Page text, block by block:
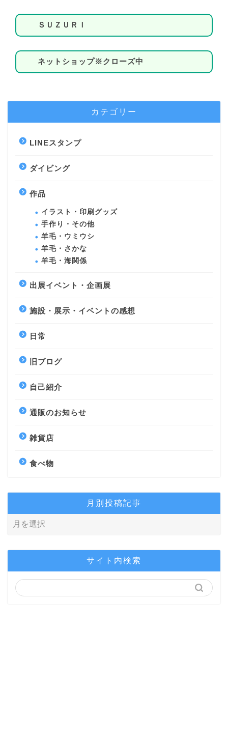
ＳＵＺＵＲＩ
ネットショップ※クローズ中
カテゴリー
LINEスタンプ
ダイビング
作品
イラスト・印刷グッズ
手作り・その他
羊毛・ウミウシ
羊毛・さかな
羊毛・海関係
出展イベント・企画展
施設・展示・イベントの感想
日常
旧ブログ
自己紹介
通販のお知らせ
雑貨店
食べ物
月別投稿記事
サイト内検索